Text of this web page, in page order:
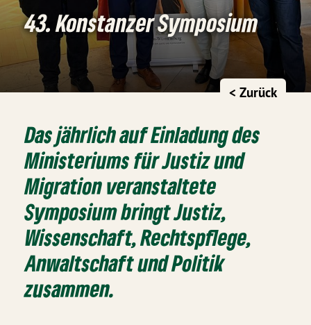
43. Konstanzer Symposium
< Zurück
Das jährlich auf Einladung des
Ministeriums für Justiz und
Migration veranstaltete
Symposium bringt Justiz,
Wissenschaft, Rechtspflege,
Anwaltschaft und Politik
zusammen.